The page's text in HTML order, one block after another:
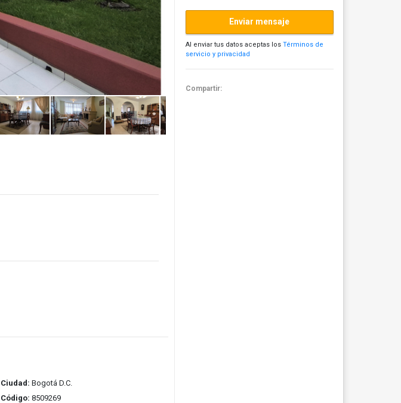
Ciudad: Bogotá D.C.
Código: 8509269
Enviar mensaje
Al enviar tus datos aceptas los Términos de
servicio y privacidad
Compartir: